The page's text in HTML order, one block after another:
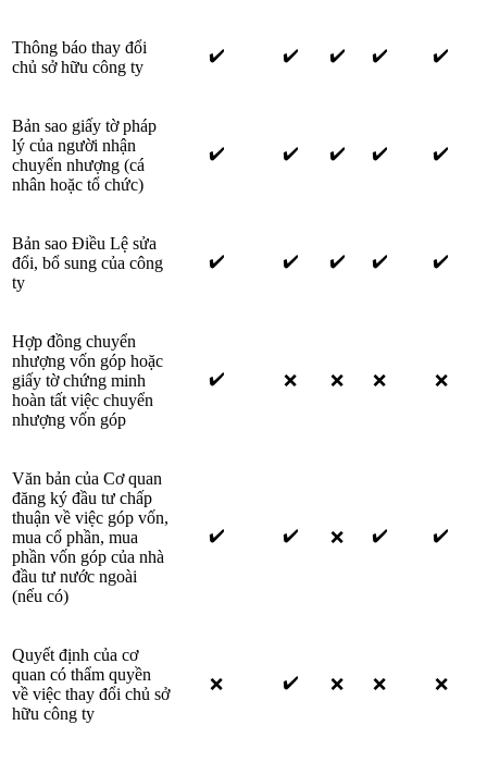
Thông báo thay đổi
chủ sở hữu công ty
✔️ ✔️ ✔️ ✔️ ✔️
Bản sao giấy tờ pháp
lý của người nhận
chuyển nhượng (cá
nhân hoặc tổ chức)
✔️ ✔️ ✔️ ✔️ ✔️
Bản sao Điều Lệ sửa
đổi, bổ sung của công
ty
✔️ ✔️ ✔️ ✔️ ✔️
Hợp đồng chuyển
nhượng vốn góp hoặc
giấy tờ chứng minh
hoàn tất việc chuyển
nhượng vốn góp
✔️ ❌ ❌ ❌ ❌
Văn bản của Cơ quan
đăng ký đầu tư chấp
thuận về việc góp vốn,
mua cổ phần, mua
phần vốn góp của nhà
đầu tư nước ngoài
(nếu có)
✔️ ✔️ ❌ ✔️ ✔️
Quyết định của cơ
quan có thẩm quyền
về việc thay đổi chủ sở
hữu công ty
❌ ✔️ ❌ ❌ ❌